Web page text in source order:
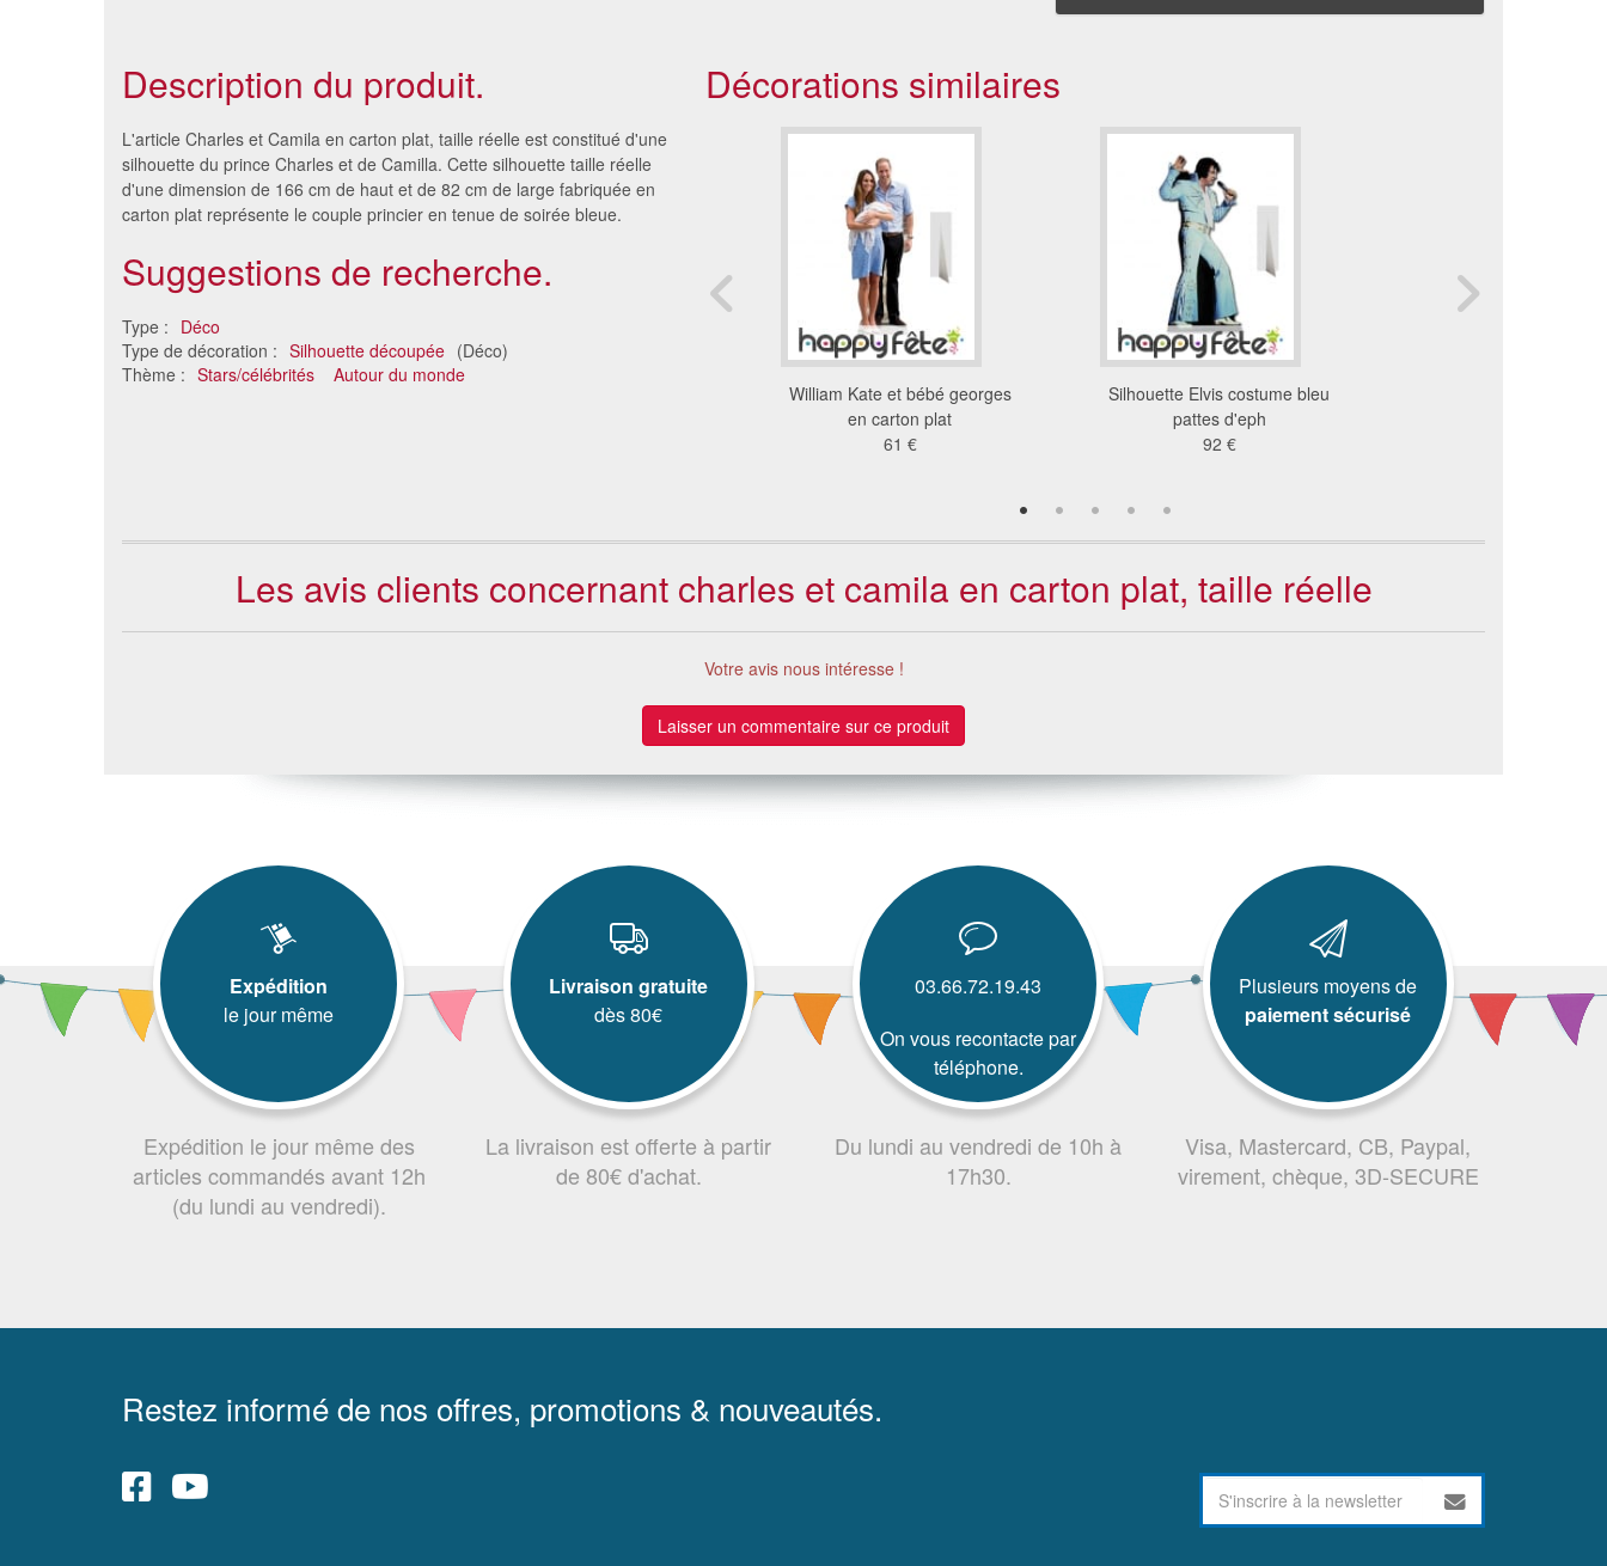
Description du produit.
L'article Charles et Camila en carton plat, taille réelle est constitué d'une
silhouette du prince Charles et de Camilla. Cette silhouette taille réelle
d'une dimension de 166 cm de haut et de 82 cm de large fabriquée en
carton plat représente le couple princier en tenue de soirée bleue.
Suggestions de recherche.
Type : Déco
Type de décoration : Silhouette découpée (Déco)
Thème : Stars/célébrités Autour du monde
Décorations similaires
William Kate et bébé georges
en carton plat
61 €
Silhouette Elvis costume bleu
pattes d'eph
92 €
Les avis clients concernant charles et camila en carton plat, taille réelle
Votre avis nous intéresse !
Laisser un commentaire sur ce produit
Expédition
le jour même
Expédition le jour même des
articles commandés avant 12h
(du lundi au vendredi).
Livraison gratuite
dès 80€
La livraison est offerte à partir
de 80€ d'achat.
03.66.72.19.43
On vous recontacte par
téléphone.
Du lundi au vendredi de 10h à
17h30.
Plusieurs moyens de
paiement sécurisé
Visa, Mastercard, CB, Paypal,
virement, chèque, 3D-SECURE
Restez informé de nos offres, promotions & nouveautés.